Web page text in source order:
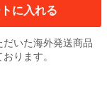
に入れる
いた海外発送商品
ります。